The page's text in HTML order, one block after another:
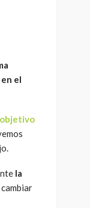
el
la